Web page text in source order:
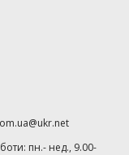
пн.- нед., 9.00-